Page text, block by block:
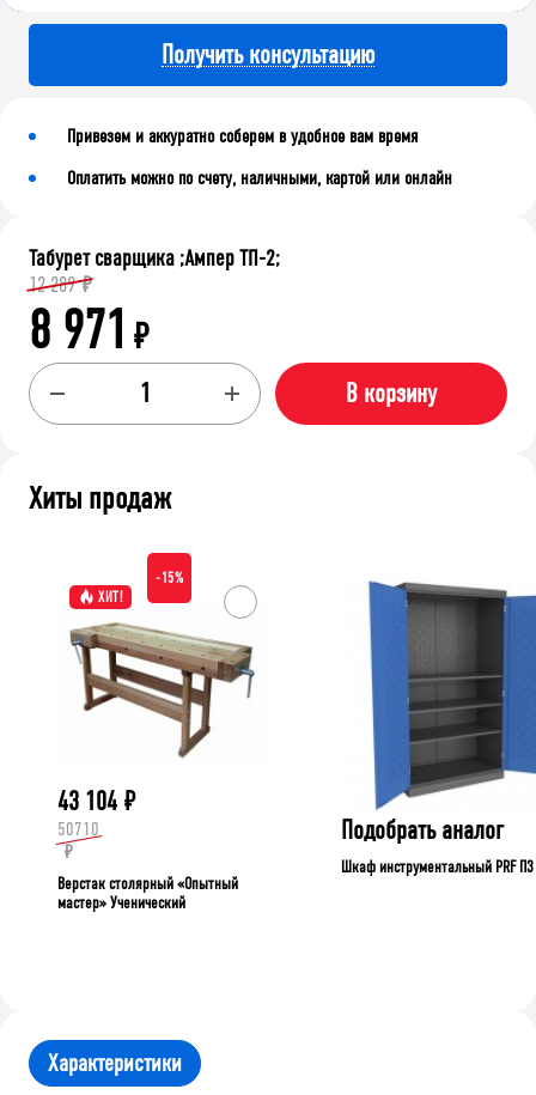
Получить консультацию
Привезем и аккуратно соберем в удобное вам время
Оплатить можно по счету, наличными, картой или онлайн
Табурет сварщика ;Ампер ТП-2;
12 289 ₽
8 971 ₽
В корзину
Хиты продаж
ХИТ!
-15%
43 104 ₽
50710
₽
Верстак столярный «Опытный
мастер» Ученический
Подобрать аналог
Шкаф инструментальный PRF П3
Характеристики